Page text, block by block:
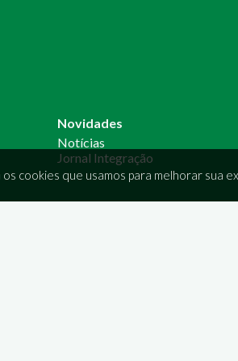
Novidades
Notícias
Jornal Integração
cookies que usamos para melhorar sua